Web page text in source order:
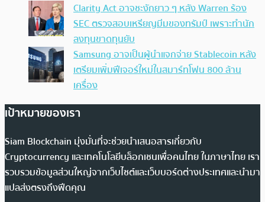
Clarity Act อาจชะงักยาว ๆ หลัง Warren ร้อง
SEC ตรวจสอบเหรียญมีมของทรัมป์ เพราะทำนัก
ลงทุนขาดทุนยับ
Samsung อาจเป็นผู้นำแจกจ่าย Stablecoin หลัง
เตรียมเพิ่มฟีเจอร์ใหม่ในสมาร์ทโฟน 800 ล้าน
เครื่อง
เป้าหมายของเรา
Siam Blockchain มุ่งมั่นที่จะช่วยนำเสนอสารเกี่ยวกับ
Cryptocurrency และเทคโนโลยีบล็อกเชนเพื่อคนไทย ในภาษาไทย เรา
รวบรวมข้อมูลส่วนใหญ่จากเว็บไซต์และเว็บบอร์ดต่างประเทศและนำมา
แปลส่งตรงถึงฟีดคุณ